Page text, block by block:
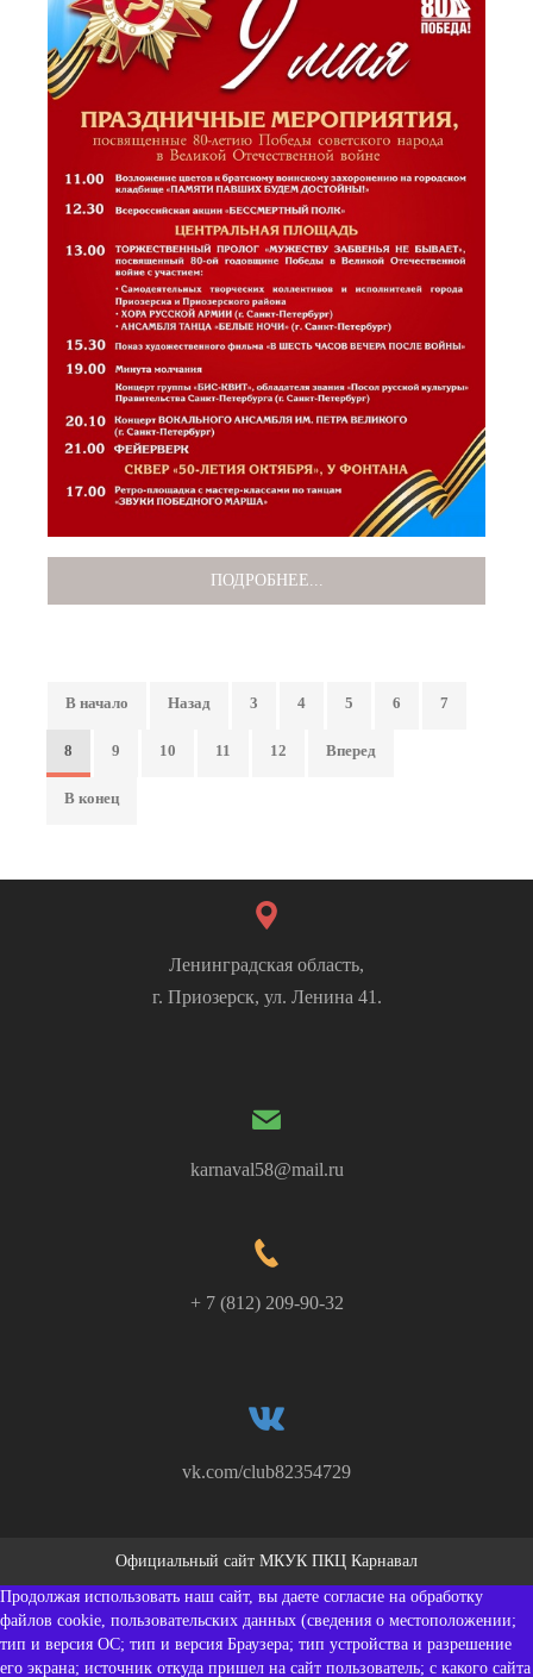
ПОДРОБНЕЕ...
В начало Назад 3 4 5 6 7
8 9 10 11 12 Вперед
В конец
Ленинградская область,
г. Приозерск, ул. Ленина 41.
karnaval58@mail.ru
+ 7 (812) 209-90-32
vk.com/club82354729
Официальный сайт МКУК ПКЦ Карнавал
Продолжая использовать наш сайт, вы даете согласие на обработку
файлов cookie, пользовательских данных (сведения о местоположении;
тип и версия ОС; тип и версия Браузера; тип устройства и разрешение
его экрана; источник откуда пришел на сайт пользователь; с какого сайта